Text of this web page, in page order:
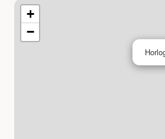
+
−